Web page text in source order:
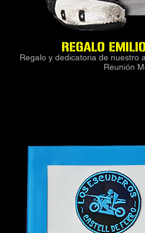
REGALO
Regalo y dedicatoria de nuestro
Reunión